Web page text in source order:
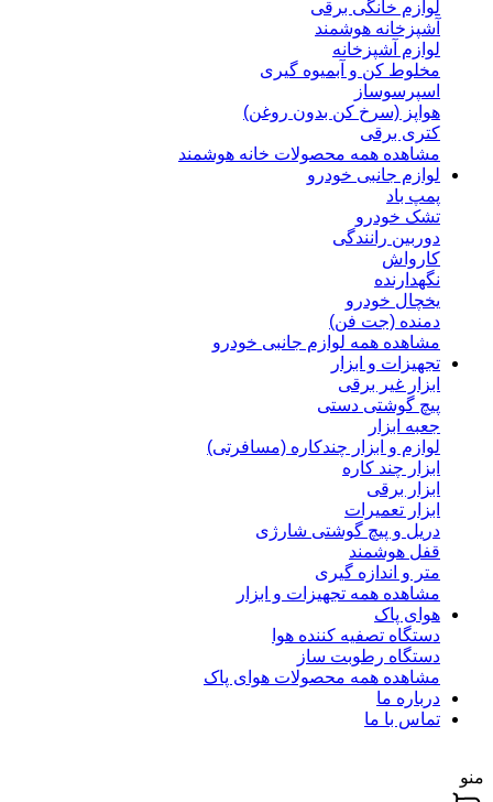
لوازم خانگی برقی
آشپزخانه هوشمند
لوازم آشپزخانه
مخلوط کن و آبمیوه گیری
اسپرسوساز
هواپز (سرخ کن بدون روغن)
کتری برقی
مشاهده همه محصولات خانه هوشمند
لوازم جانبی خودرو
پمپ باد
تشک خودرو
دوربین رانندگی
کارواش
نگهدارنده
یخچال خودرو
دمنده (جت فن)
مشاهده همه لوازم جانبی خودرو
تجهیزات و ابزار
ابزار غیر برقی
پیچ گوشتی دستی
جعبه ابزار
لوازم و ابزار چندکاره (مسافرتی)
ابزار چند کاره
ابزار برقی
ابزار تعمیرات
دریل و پیچ گوشتی شارژی
قفل هوشمند
متر و اندازه گیری
مشاهده همه تجهیزات و ابزار
هوای پاک
دستگاه تصفیه کننده هوا
دستگاه رطوبت ساز
مشاهده همه محصولات هوای پاک
درباره ما
تماس با ما
منو